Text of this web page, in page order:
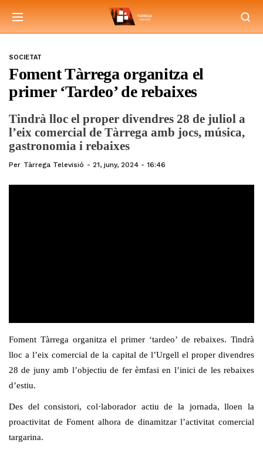
SOCIETAT
Foment Tàrrega organitza el
primer ‘Tardeo’ de rebaixes
Tindrà lloc el proper divendres 28 de juliol a
l’eix comercial de Tàrrega amb jocs, música,
gastronomia i rebaixes
Per Tàrrega Televisió 21, juny, 2024 - 16:46
Foment Tàrrega organitza el primer ‘tardeo’ de rebaixes. Tindrà
lloc a l’eix comercial de la capital de l’Urgell el proper divendres
28 de juny amb l’objectiu de fer èmfasi en l’inici de les rebaixes
d’estiu.
Des del consistori, col·laborador actiu de la jornada, lloen la
proactivitat de Foment alhora de dinamitzar l’activitat comercial
targarina.